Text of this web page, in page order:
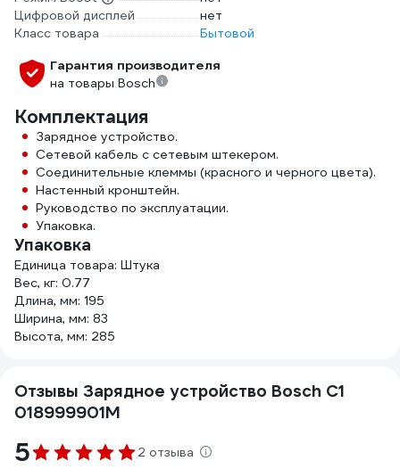
Цифровой дисплей
нет
Класс товара
Бытовой
Гарантия производителя
на товары Bosch
Комплектация
Зарядное устройство.
Сетевой кабель с сетевым штекером.
Соединительные клеммы (красного и черного цвета).
Настенный кронштейн.
Руководство по эксплуатации.
Упаковка.
Упаковка
Единица товара: Штука
Вес, кг: 0.77
Длина, мм: 195
Ширина, мм: 83
Высота, мм: 285
Отзывы Зарядное устройство Bosch С1
018999901M
5 2 отзыва